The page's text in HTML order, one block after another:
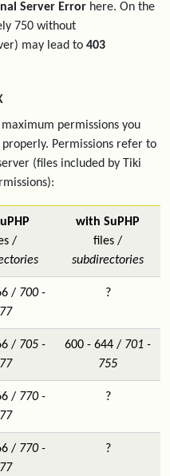
Server Error here. On the
750 without
may lead to 403
permissions you
Permissions refer to
(files included by Tiki
/
with SuPHP
files /
subdirectories
/ 700 -
?
/ 705 -
600 - 644 / 701 -
755
/ 770 -
?
/ 770 -
?